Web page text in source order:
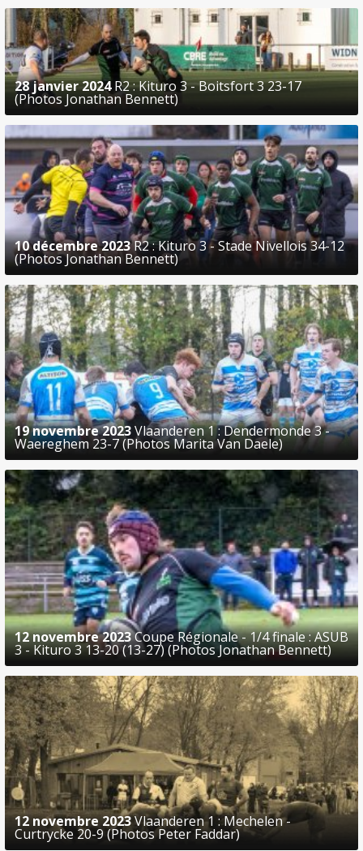
28 janvier 2024R2 : Kituro 3 - Boitsfort 3 23-17
(Photos Jonathan Bennett)
10 décembre 2023R2 : Kituro 3 - Stade Nivellois 34-12
(Photos Jonathan Bennett)
19 novembre 2023Vlaanderen 1 : Dendermonde 3 -
Waereghem 23-7 (Photos Marita Van Daele)
12 novembre 2023Coupe Régionale - 1/4 finale : ASUB
3 - Kituro 3 13-20 (13-27) (Photos Jonathan Bennett)
12 novembre 2023Vlaanderen 1 : Mechelen -
Curtrycke 20-9 (Photos Peter Faddar)